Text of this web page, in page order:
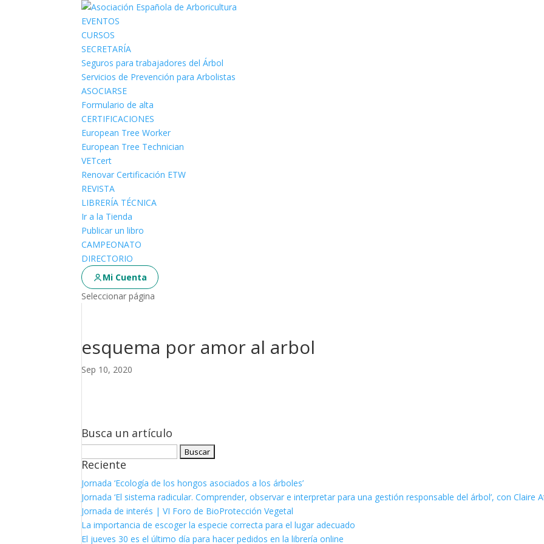
EVENTOS
CURSOS
SECRETARÍA
Seguros para trabajadores del Árbol
Servicios de Prevención para Arbolistas
ASOCIARSE
Formulario de alta
CERTIFICACIONES
European Tree Worker
European Tree Technician
VETcert
Renovar Certificación ETW
REVISTA
LIBRERÍA TÉCNICA
Ir a la Tienda
Publicar un libro
CAMPEONATO
DIRECTORIO
Mi Cuenta
Seleccionar página
esquema por amor al arbol
Sep 10, 2020
Busca un artículo
Reciente
Jornada ‘Ecología de los hongos asociados a los árboles’
Jornada ‘El sistema radicular. Comprender, observar e interpretar para una gestión responsable del árbol’, con Claire
Jornada de interés | VI Foro de BioProtección Vegetal
La importancia de escoger la especie correcta para el lugar adecuado
El jueves 30 es el último día para hacer pedidos en la librería online